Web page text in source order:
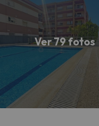
Ver 79 fotos